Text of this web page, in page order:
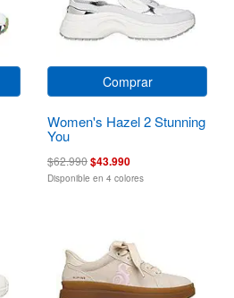
Comprar
Women's Hazel 2 Stunning
You
$62.990$43.990
Disponible en 4 colores